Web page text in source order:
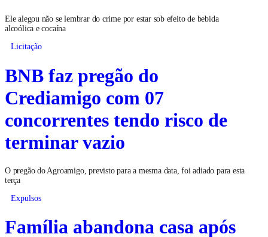
Ele alegou não se lembrar do crime por estar sob efeito de bebida
alcoólica e cocaína
Licitação
BNB faz pregão do
Crediamigo com 07
concorrentes tendo risco de
terminar vazio
O pregão do Agroamigo, previsto para a mesma data, foi adiado para esta
terça
Expulsos
Família abandona casa após